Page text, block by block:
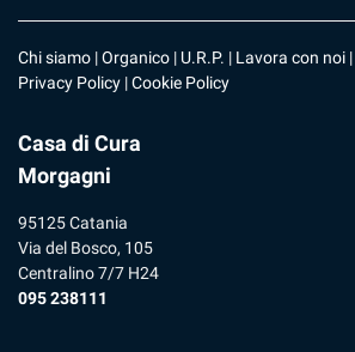
Chi siamo |Organico | U.R.P. | Lavora con noi |
Privacy Policy |Cookie Policy
Casa di Cura
Morgagni
95125 Catania
Via del Bosco, 105
Centralino 7/7 H24
095 238111